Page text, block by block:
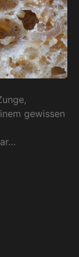
gewissen